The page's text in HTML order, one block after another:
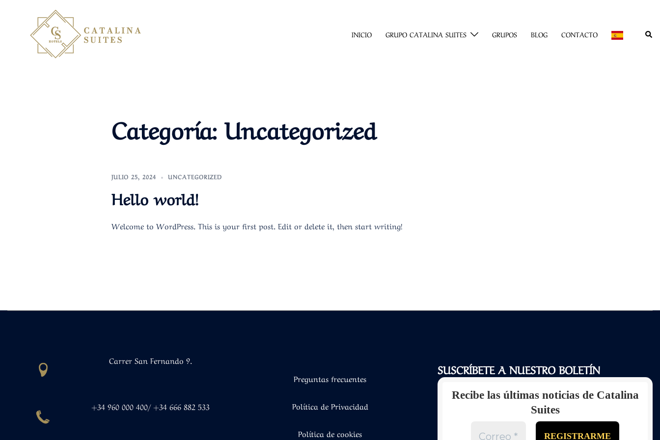
contenido
INICIO GRUPO CATALINA SUITES GRUPOS BLOG CONTACTO
Categoría: Uncategorized
JULIO 25, 2024 UNCATEGORIZED
Hello world!
Welcome to WordPress. This is your first post. Edit or delete it, then start writing!
Carrer San Fernando 9.
+34 960 000 400/ +34 666 882 533
Preguntas frecuentes
Política de Privacidad
Política de cookies
SUSCRÍBETE A NUESTRO BOLETÍN
Recibe las últimas noticias de Catalina
Suites